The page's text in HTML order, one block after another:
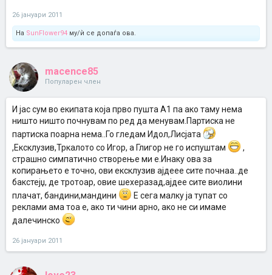
26 јануари 2011
На SunFlower94 му/ѝ се допаѓа ова.
macence85
Популарен член
И јас сум во екипата која прво пушта А1 па ако таму нема
ништо ништо почнувам по ред да менувам.Партиска не
партиска поарна нема..Го гледам Идол,Лисјата
,Ексклузив,Тркалото со Игор, а Глигор не го испуштам
,
страшно симпатично створење ми е.Инаку ова за
копирањето е точно, ови ексклузив ајдеее сите почнаа..де
бакстејџ, де тротоар, овие шехеразад,ајдее сите виолини
плачат, бандини,мандини
Е сега малку ја тупат со
реклами ама тоа е, ако ти чини арно, ако не си имаме
далечинско
26 јануари 2011